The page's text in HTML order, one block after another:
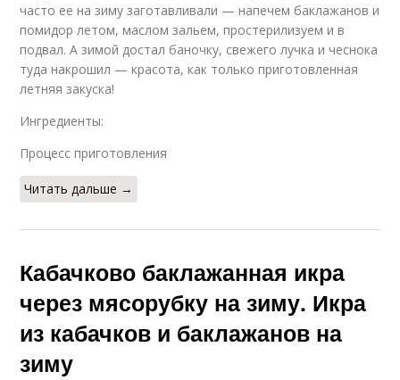
часто ее на зиму заготавливали — напечем баклажанов и
помидор летом, маслом зальем, простерилизуем и в
подвал. А зимой достал баночку, свежего лучка и чеснока
туда накрошил — красота, как только приготовленная
летняя закуска!
Ингредиенты:
Процесс приготовления
Читать дальше →
Кабачково баклажанная икра
через мясорубку на зиму. Икра
из кабачков и баклажанов на
зиму